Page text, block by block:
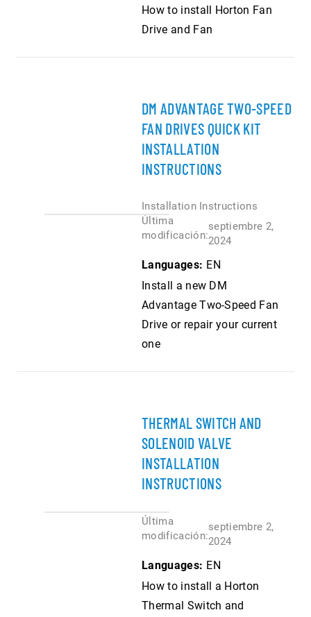
How to install Horton Fan
Drive and Fan
DM ADVANTAGE TWO-SPEED
FAN DRIVES QUICK KIT
INSTALLATION
INSTRUCTIONS
Installation Instructions
Última
modificación:
septiembre 2,
2024
Languages: EN
Install a new DM
Advantage Two-Speed Fan
Drive or repair your current
one
THERMAL SWITCH AND
SOLENOID VALVE
INSTALLATION
INSTRUCTIONS
Última
modificación:
septiembre 2,
2024
Languages: EN
How to install a Horton
Thermal Switch and